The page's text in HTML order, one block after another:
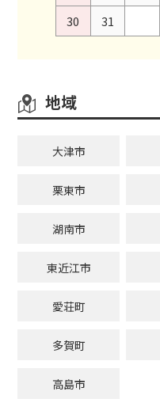
30
31
地域
大津市
栗東市
湖南市
東近江市
愛荘町
多賀町
高島市